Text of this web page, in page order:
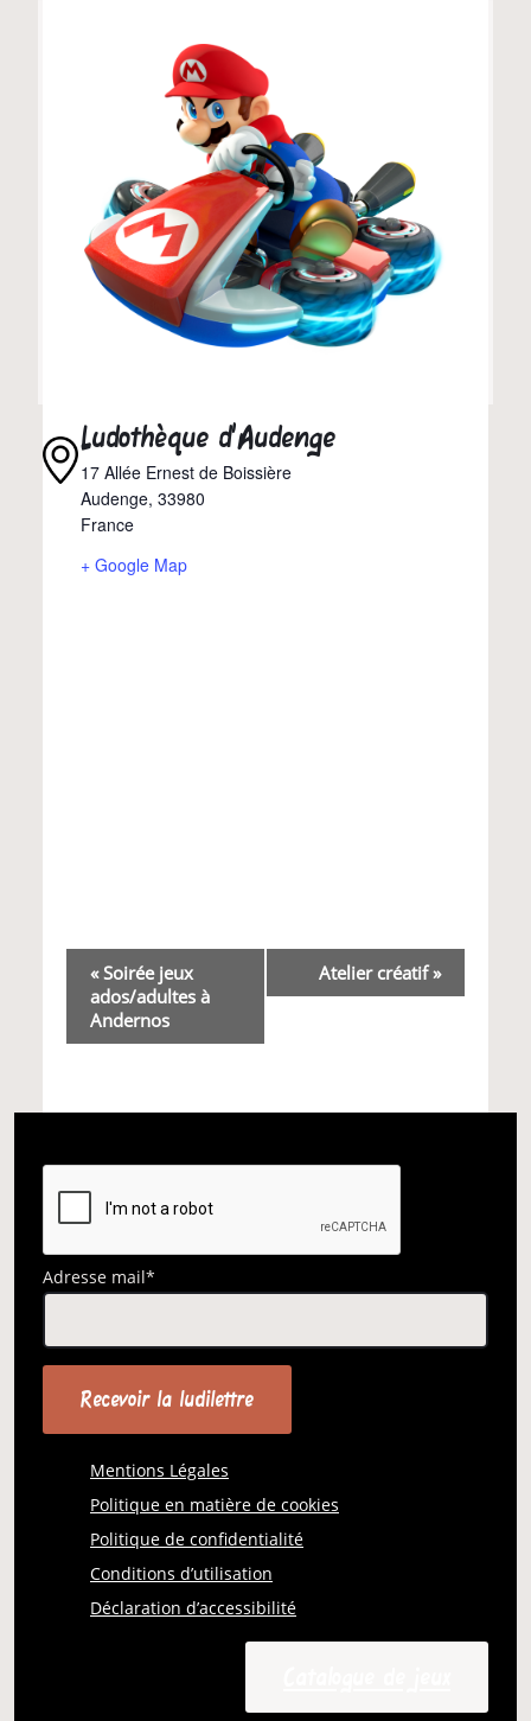
Ludothèque d’Audenge
17 Allée Ernest de Boissière
Audenge, 33980
France
+ Google Map
Navigation
Évènement
«Soirée jeux
ados/adultes à
Andernos
Atelier créatif»
Adresse mail*
Mentions Légales
Politique en matière de cookies
Politique de confidentialité
Conditions d’utilisation
Déclaration d’accessibilité